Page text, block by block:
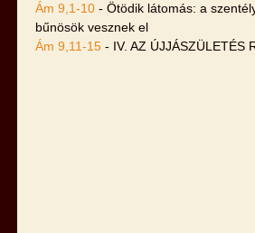
Ám 9,1-10 - Ötödik látomás: a
bűnösök vesznek el
Ám 9,11-15 - IV. AZ ÚJJÁSZÜLETÉS